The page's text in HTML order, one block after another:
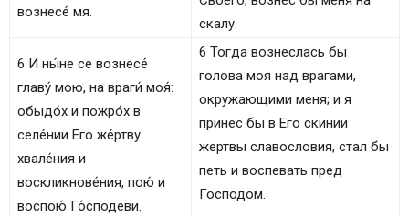
вознесе́ мя.
скалу.
6 И ны́не се вознесе́
главу́ мою, на враги́ моя́:
обыдо́х и пожро́х в
селе́нии Его же́ртву
хвале́ния и
воскликнове́ния, пою́ и
воспою́ Го́сподеви.
6 Тогда вознеслась бы
голова моя над врагами,
окружающими меня; и я
принес бы в Его скинии
жертвы славословия, стал бы
петь и воспевать пред
Господом.